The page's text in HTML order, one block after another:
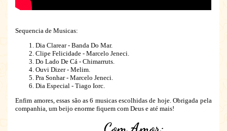
Sequencia de Musicas:
Dia Clarear - Banda Do Mar.
Clipe Felicidade - Marcelo Jeneci.
Do Lado De Cá - Chimarruts.
Ouvi Dizer - Melim.
Pra Sonhar - Marcelo Jeneci.
Dia Especial - Tiago Iorc.
Enfim amores, essas são as 6 musicas escolhidas de hoje. Obrigada pela
companhia, um beijo enorme fiquem com Deus e até mais!